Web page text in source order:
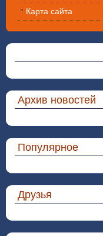
Карта сайта
Архив новостей
Популярное
Друзья